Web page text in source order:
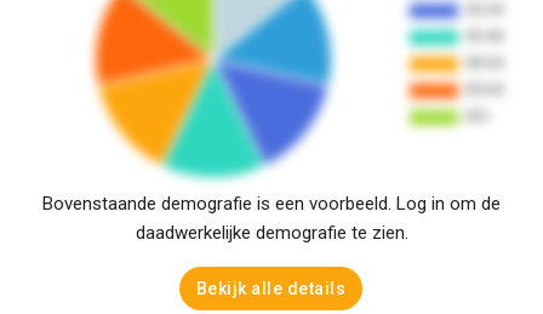
Bovenstaande demografie is een voorbeeld. Log in om de
daadwerkelijke demografie te zien.
Bekijk alle details